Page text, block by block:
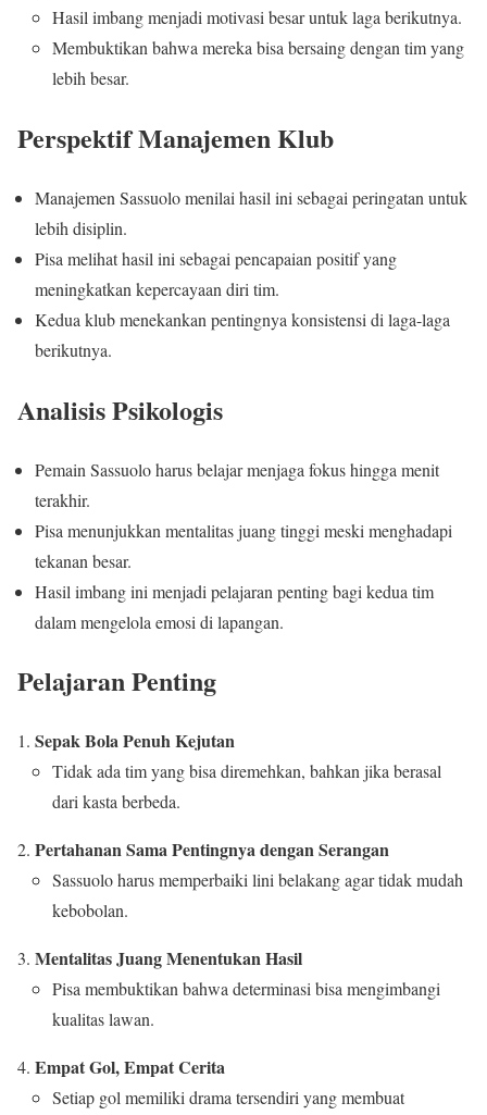
Hasil imbang menjadi motivasi besar untuk laga berikutnya.
Membuktikan bahwa mereka bisa bersaing dengan tim yang
lebih besar.
Perspektif Manajemen Klub
Manajemen Sassuolo menilai hasil ini sebagai peringatan untuk
lebih disiplin.
Pisa melihat hasil ini sebagai pencapaian positif yang
meningkatkan kepercayaan diri tim.
Kedua klub menekankan pentingnya konsistensi di laga-laga
berikutnya.
Analisis Psikologis
Pemain Sassuolo harus belajar menjaga fokus hingga menit
terakhir.
Pisa menunjukkan mentalitas juang tinggi meski menghadapi
tekanan besar.
Hasil imbang ini menjadi pelajaran penting bagi kedua tim
dalam mengelola emosi di lapangan.
Pelajaran Penting
Sepak Bola Penuh Kejutan
Tidak ada tim yang bisa diremehkan, bahkan jika berasal
dari kasta berbeda.
Pertahanan Sama Pentingnya dengan Serangan
Sassuolo harus memperbaiki lini belakang agar tidak mudah
kebobolan.
Mentalitas Juang Menentukan Hasil
Pisa membuktikan bahwa determinasi bisa mengimbangi
kualitas lawan.
Empat Gol, Empat Cerita
Setiap gol memiliki drama tersendiri yang membuat